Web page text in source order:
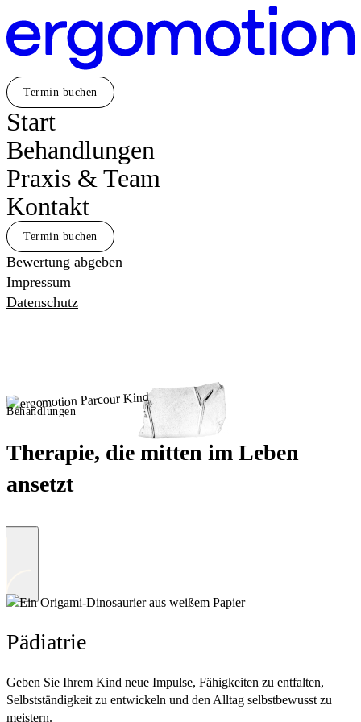
zum
Inhalt
Termin buchen
Start
Behandlungen
Praxis & Team
Kontakt
Termin buchen
Bewertung abgeben
Impressum
Datenschutz
Behandlungen
Therapie, die mitten im Leben
ansetzt
Pädiatrie
Geben Sie Ihrem Kind neue Impulse, Fähigkeiten zu entfalten,
Selbstständigkeit zu entwickeln und den Alltag selbstbewusst zu
meistern.